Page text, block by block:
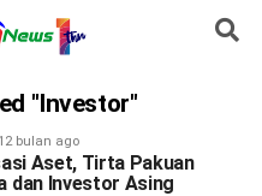
"Investor"
12 bulan ago
Aset, Tirta Pakuan
dan Investor Asing